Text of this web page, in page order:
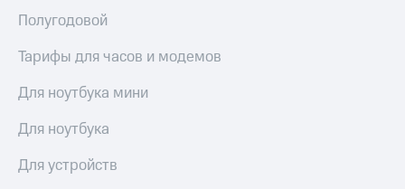
Дивиденды
облигаций
Описание
Еврооблигации-2023
Уведомление
погашении
именных
Полугодовой
Тарифы для часов и модемов
Для ноутбука мини
Для ноутбука
Для устройств